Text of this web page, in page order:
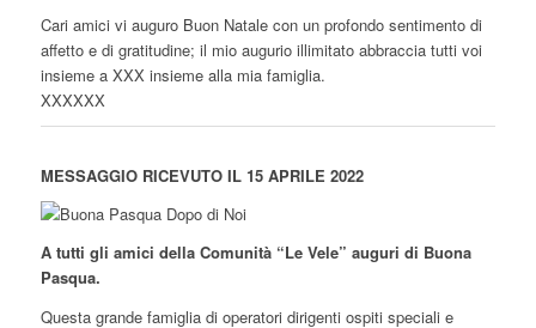
Cari amici vi auguro Buon Natale con un profondo sentimento di
affetto e di gratitudine; il mio augurio illimitato abbraccia tutti voi
insieme a XXX insieme alla mia famiglia.
XXXXXX
MESSAGGIO RICEVUTO IL 15 APRILE 2022
A tutti gli amici della Comunità “Le Vele” auguri di Buona
Pasqua.
Questa grande famiglia di operatori dirigenti ospiti speciali e